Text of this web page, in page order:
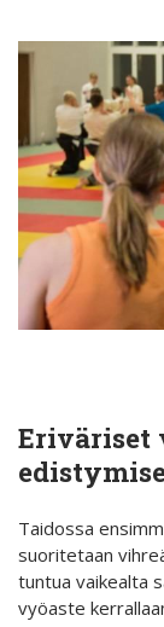
Eriväriset
Taidossa
suoritetaan
tuntua vaikealta
vyöaste